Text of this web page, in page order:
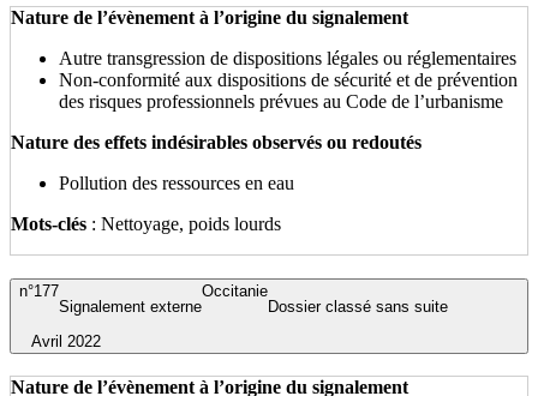
Nature de l’évènement à l’origine du signalement
Autre transgression de dispositions légales ou réglementaires
Non-conformité aux dispositions de sécurité et de prévention
des risques professionnels prévues au Code de l’urbanisme
Nature des effets indésirables observés ou redoutés
Pollution des ressources en eau
Mots-clés : Nettoyage, poids lourds
Avril 2022
Dossier classé sans suite
Occitanie
Signalement externe
n°177
Nature de l’évènement à l’origine du signalement